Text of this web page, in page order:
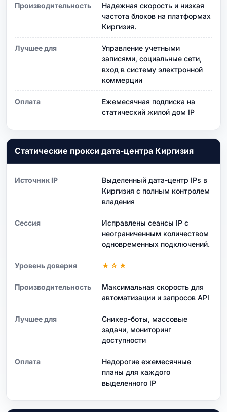
Производительность
Надежная скорость и низкая
частота блоков на платформах
Киргизия.
Лучшее для
Управление учетными
записями, социальные сети,
вход в систему электронной
коммерции
Оплата
Ежемесячная подписка на
статический жилой дом IP
Статические прокси дата-центра Киргизия
Источник IP
Выделенный дата-центр IPs в
Киргизия с полным контролем
владения
Сессия
Исправлены сеансы IP с
неограниченным количеством
одновременных подключений.
Уровень доверия ★☆★
Производительность
Максимальная скорость для
автоматизации и запросов API
Лучшее для
Сникер-боты, массовые
задачи, мониторинг
доступности
Оплата
Недорогие ежемесячные
планы для каждого
выделенного IP